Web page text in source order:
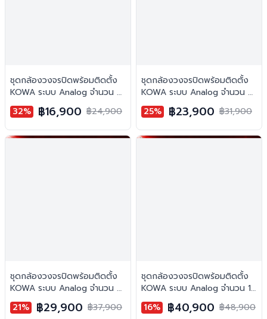
ชุดกล้องวงจรปิดพร้อมติดตั้ง
KOWA ระบบ Analog จำนวน 4
ตัว ความคมชัด 5MP บันทึกภาพ
สี 24 ชั่วโมง พร้อมบันทึกเสียง
32% ฿16,900 ฿24,900
ชุดกล้องวงจรปิดพร้อมติดตั้ง
KOWA ระบบ Analog จำนวน 6
ตัว ความคมชัด 5MP บันทึกภาพ
สี 24 ชั่วโมง พร้อมบันทึกเสียง
25% ฿23,900 ฿31,900
ชุดกล้องวงจรปิดพร้อมติดตั้ง
KOWA ระบบ Analog จำนวน 8
ตัว ความคมชัด 5MP บันทึกภาพ
สี 24 ชั่วโมง พร้อมบันทึกเสียง
21% ฿29,900 ฿37,900
ชุดกล้องวงจรปิดพร้อมติดตั้ง
KOWA ระบบ Analog จำนวน 10
ตัว ความคมชัด 5MP บันทึกภาพ
สี 24 ชั่วโมง พร้อมบันทึกเสียง
16% ฿40,900 ฿48,900